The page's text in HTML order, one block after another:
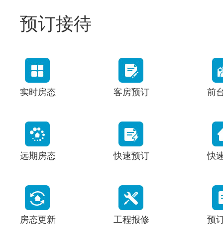
预订接待
实时房态 客房预订 前
远期房态 快速预订 快
房态更新 工程报修 预